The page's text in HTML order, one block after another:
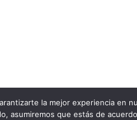
la mejor experiencia en
asumiremos que estás de